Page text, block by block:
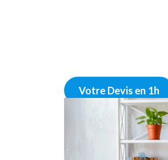
Votre Devis en 1h